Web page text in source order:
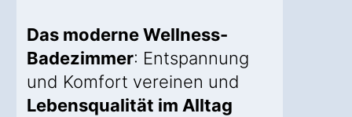
Das moderne Wellness-
Badezimmer: Entspannung
und Komfort vereinen und
Lebensqualität im Alltag